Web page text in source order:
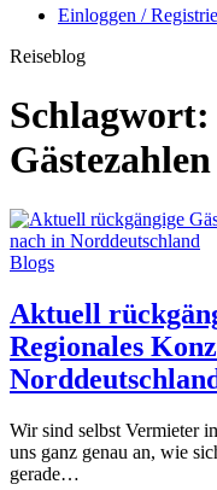
Einloggen /
Reiseblog
Schlagwort:
Gästezahlen
Blogs
Aktuell
Regionales
Wir sind selbst Vermieter
uns ganz genau an, wie
gerade…